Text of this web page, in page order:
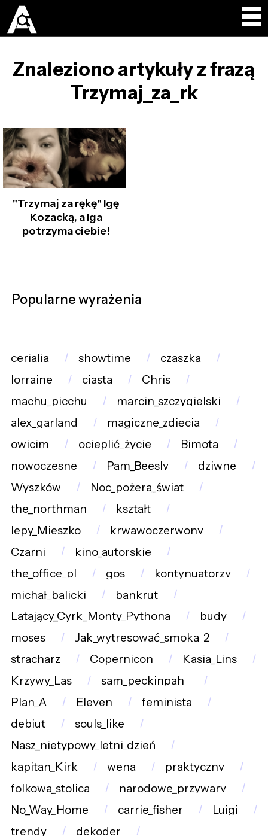
Znaleziono artykuły z frazą
Trzymaj_za_rk
"Trzymaj za rękę" Igę
Kozacką, a Iga
potrzyma ciebie!
Popularne wyrażenia
cerialia showtime
czaszka
lorraine
ciasta
Chris
machu_picchu
marcin_szczygielski
alex_garland
magiczne_zdjęcia
owicim
ocieplić_życie
Bimota
nowoczesne
Pam_Beesly
dziwne
Wyszków
Noc_pożera_świat
the_northman
kształt
lepy_Mieszko
krwawoczerwony
Czarni
kino_autorskie
the_office_pl
gos
kontynuatorzy
michał_balicki
bankrut
Latający_Cyrk_Monty_Pythona
budy
moses
Jak_wytresować_smoka_2
stracharz
Copernicon
Kasia_Lins
Krzywy_Las
sam_peckinpah_
Plan_A
Eleven
feminista
debiut
souls_like
Nasz_nietypowy_letni_dzień
kapitan_Kirk
wena
praktyczny
folkowa_stolica
narodowe_przywary
No_Way_Home
carrie_fisher
Luigi
trendy
dekoder